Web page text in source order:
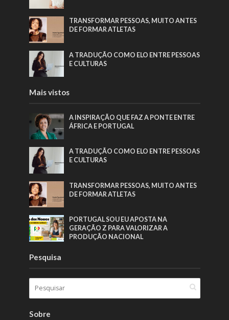
TRANSFORMAR PESSOAS, MUITO ANTES
DE FORMAR ATLETAS
A TRADUÇÃO COMO ELO ENTRE PESSOAS
E CULTURAS
Mais vistos
A INSPIRAÇÃO QUE FAZ A PONTE ENTRE
ÁFRICA E PORTUGAL
A TRADUÇÃO COMO ELO ENTRE PESSOAS
E CULTURAS
TRANSFORMAR PESSOAS, MUITO ANTES
DE FORMAR ATLETAS
PORTUGAL SOU EU APOSTA NA
GERAÇÃO Z PARA VALORIZAR A
PRODUÇÃO NACIONAL
Pesquisa
Sobre